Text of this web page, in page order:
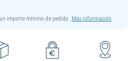
importe mínimo de pedido. Más información